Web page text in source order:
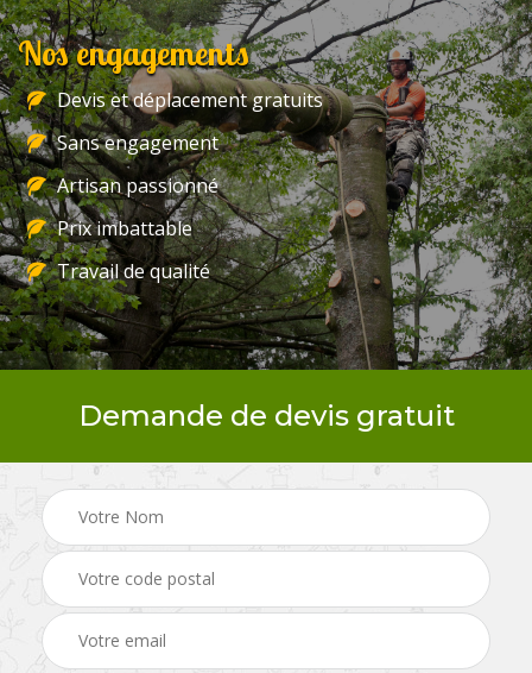
Nos engagements
Devis et déplacement gratuits
Sans engagement
Artisan passionné
Prix imbattable
Travail de qualité
Demande de devis gratuit